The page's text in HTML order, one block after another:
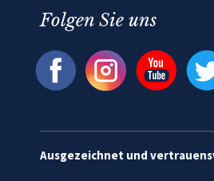
Folgen Sie uns
Ausgezeichnet und